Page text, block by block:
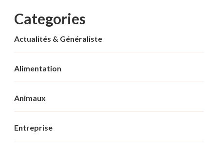
Categories
Actualités & Généraliste
Alimentation
Animaux
Entreprise